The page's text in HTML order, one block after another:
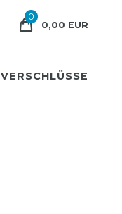
0
0,00 EUR
VERSCHLÜSSE